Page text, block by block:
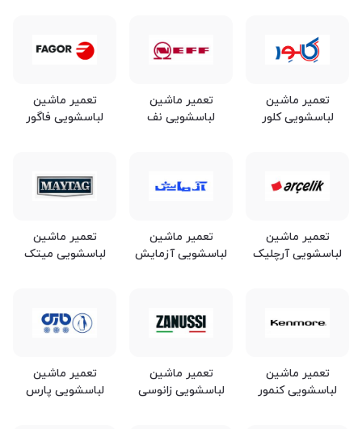
تعمیر ماشین
لباسشویی کلور
تعمیر ماشین
لباسشویی نف
تعمیر ماشین
لباسشویی فاگور
تعمیر ماشین
لباسشویی آرچلیک
تعمیر ماشین
لباسشویی آزمایش
تعمیر ماشین
لباسشویی میتک
تعمیر ماشین
لباسشویی کنمور
تعمیر ماشین
لباسشویی زانوسی
تعمیر ماشین
لباسشویی پارس